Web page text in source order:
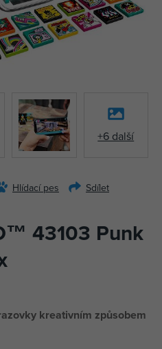
+6 další
Hlídací pes Sdílet
43103 Punk
kreativním způsobem